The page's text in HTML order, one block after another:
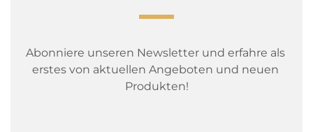
Abonniere unseren Newsletter und erfahre als
erstes von aktuellen Angeboten und neuen
Produkten!